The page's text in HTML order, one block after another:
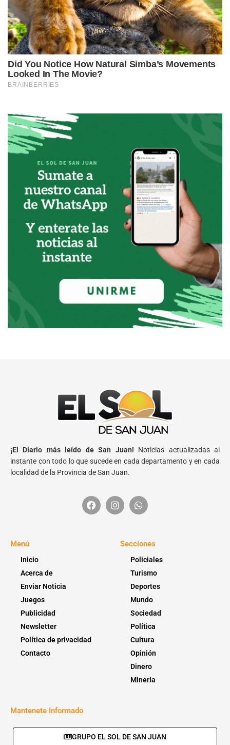
¡El Diario más leído de San Juan! Noticias actualizadas al
instante con todo lo que sucede en cada departamento y en cada
localidad de la Provincia de San Juan.
Menú
Inicio
Acerca de
Enviar Noticia
Juegos
Publicidad
Newsletter
Política de privacidad
Contacto
Secciones
Policiales
Turismo
Deportes
Mundo
Sociedad
Política
Cultura
Opinión
Dinero
Minería
Mantenete Informado
GRUPO EL SOL DE SAN JUAN